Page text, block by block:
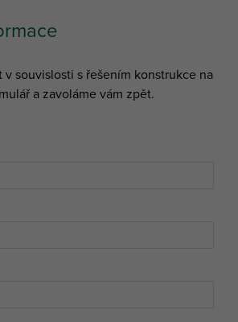
souvislosti s řešením konstrukce na
a zavoláme vám zpět.